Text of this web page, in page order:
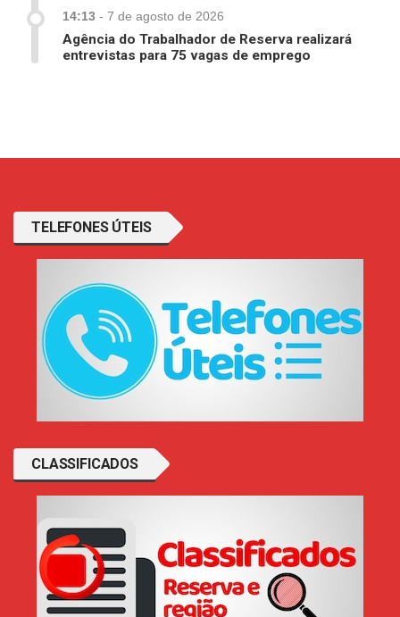
14:13 - 7 de agosto de 2026
Agência do Trabalhador de Reserva realizará
entrevistas para 75 vagas de emprego
TELEFONES ÚTEIS
CLASSIFICADOS